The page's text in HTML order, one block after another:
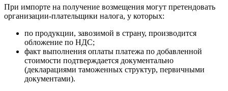
При импорте на получение возмещения могут претендовать
организации-плательщики налога, у которых:
по продукции, завозимой в страну, производится
обложение по НДС;
факт выполнения оплаты платежа по добавленной
стоимости подтверждается документально
(декларациями таможенных структур, первичными
документами).